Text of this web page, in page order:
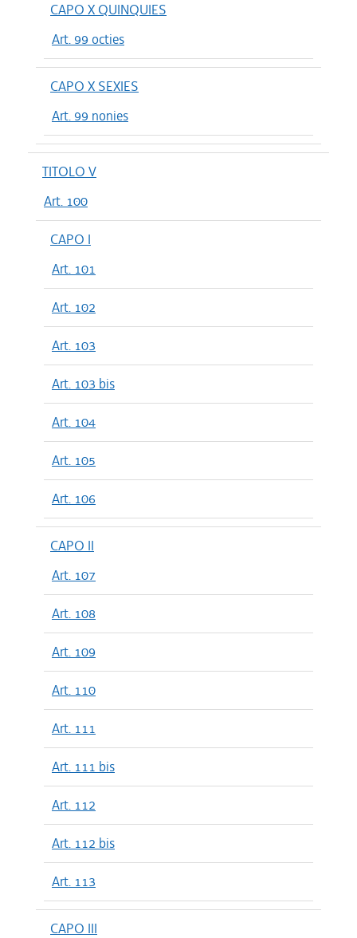
CAPO X QUINQUIES
Art. 99 octies
CAPO X SEXIES
Art. 99 nonies
TITOLO V
Art. 100
CAPO I
Art. 101
Art. 102
Art. 103
Art. 103 bis
Art. 104
Art. 105
Art. 106
CAPO II
Art. 107
Art. 108
Art. 109
Art. 110
Art. 111
Art. 111 bis
Art. 112
Art. 112 bis
Art. 113
CAPO III